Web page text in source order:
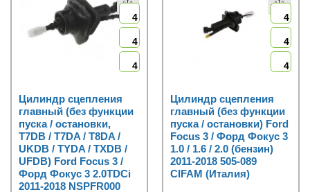
4
4
4
Цилиндр сцепления
главный (без функции
пуска / остановки,
T7DB / T7DA / T8DA /
UKDB / TYDA / TXDB /
UFDB) Ford Focus 3 /
Форд Фокус 3 2.0TDCi
2011-2018 NSPFR000
4
4
4
Цилиндр сцепления
главный (без функции
пуска / остановки) Ford
Focus 3 / Форд Фокус 3
1.0 / 1.6 / 2.0 (бензин)
2011-2018 505-089
CIFAM (Италия)